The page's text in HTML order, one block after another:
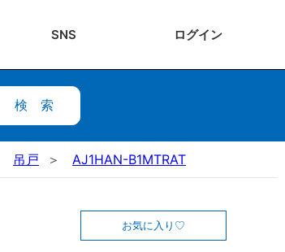
SNS ログイン
検索
吊戸 AJ1HAN-B1MTRAT
お気に入り